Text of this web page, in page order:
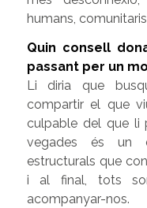
humans,
Quin consell
passant per un
Li diria que
compartir el que
culpable del que li
vegades és un
estructurals que
i al final, tots
acompanyar-